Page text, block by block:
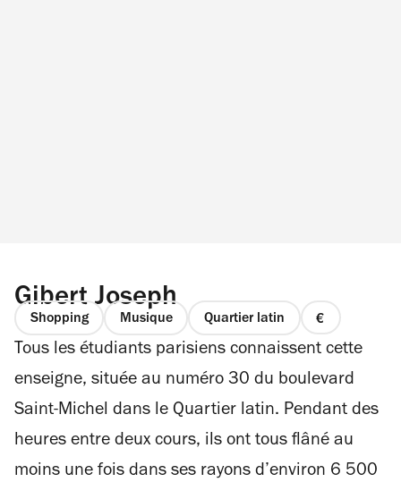
Gibert Joseph
Shopping Musique Quartier latin
prix
1
Tous les étudiants parisiens connaissent cette
enseigne, située au numéro 30 du boulevard
Saint-Michel dans le Quartier latin. Pendant des
heures entre deux cours, ils ont tous flâné au
moins une fois dans ses rayons d’environ 6 500